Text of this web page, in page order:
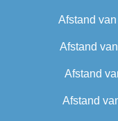
Afstand van
Afstand van
Afstand
Afstand